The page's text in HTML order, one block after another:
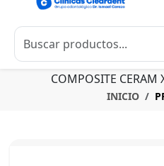
COMPOSITE CERAM
INICIO